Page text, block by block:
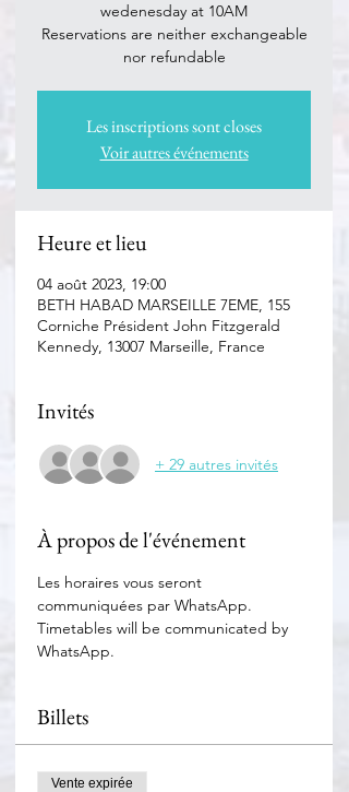
wedenesday at 10AM
Reservations are neither exchangeable
nor refundable
Les inscriptions sont closes
Voir autres événements
Heure et lieu
04 août 2023, 19:00
BETH HABAD MARSEILLE 7EME, 155
Corniche Président John Fitzgerald
Kennedy, 13007 Marseille, France
Invités
+ 29 autres invités
À propos de l'événement
Les horaires vous seront
communiquées par WhatsApp.
Timetables will be communicated by
WhatsApp.
Billets
Vente expirée